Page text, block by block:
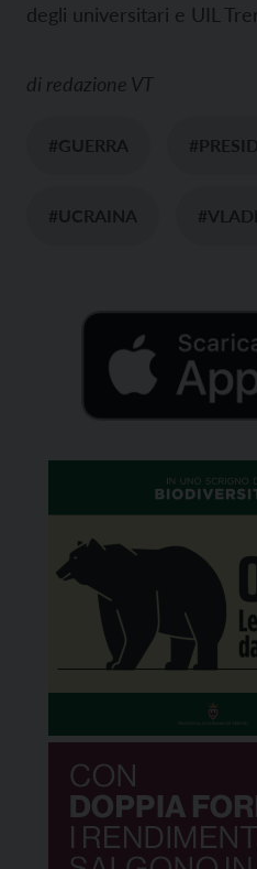
degli universitari e UIL
di redazione VT
#GUERRA
#UCRAINA